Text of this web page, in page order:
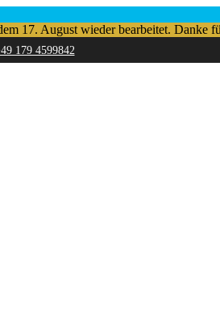
17. August wieder bearbeitet. Danke
179 4599842